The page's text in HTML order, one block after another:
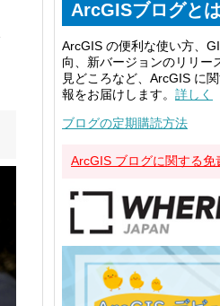
ArcGISブログとは
ArcGIS の便利な使い方、
向、新バージョンのリリー
見どころなど、ArcGIS に
報をお届けします。 詳しく
ブログの定期購読方法
ArcGIS ブログに関する免